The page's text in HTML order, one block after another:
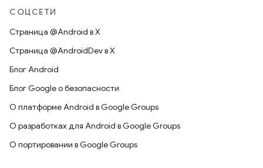
СОЦСЕТИ
Страница @Android в X
Страница @AndroidDev в X
Блог Android
Блог Google о безопасности
О платформе Android в Google Groups
О разработках для Android в Google Groups
О портировании в Google Groups